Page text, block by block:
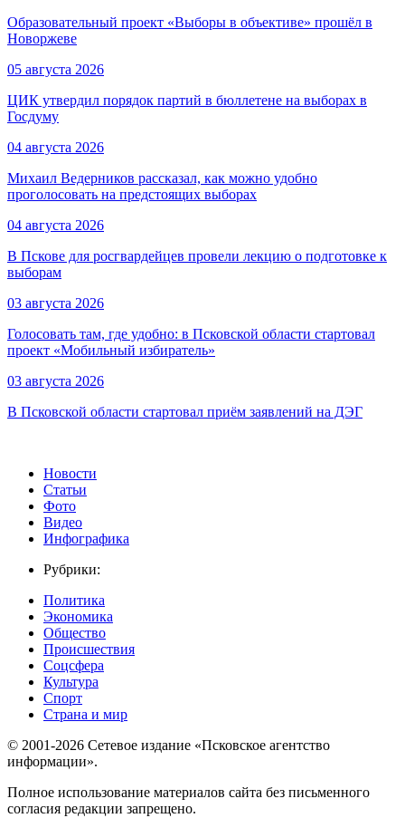
Образовательный проект «Выборы в объективе» прошёл в
Новоржеве
05 августа 2026
ЦИК утвердил порядок партий в бюллетене на выборах в
Госдуму
04 августа 2026
Михаил Ведерников рассказал, как можно удобно
проголосовать на предстоящих выборах
04 августа 2026
В Пскове для росгвардейцев провели лекцию о подготовке к
выборам
03 августа 2026
Голосовать там, где удобно: в Псковской области стартовал
проект «Мобильный избиратель»
03 августа 2026
В Псковской области стартовал приём заявлений на ДЭГ
Новости
Статьи
Фото
Видео
Инфографика
Рубрики:
Политика
Экономика
Общество
Происшествия
Соцсфера
Культура
Спорт
Страна и мир
© 2001-2026 Сетевое издание «Псковское агентство
информации».
Полное использование материалов сайта без письменного
согласия редакции запрещено.